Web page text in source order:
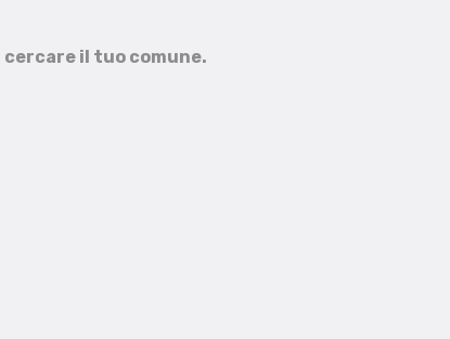
il tuo comune.